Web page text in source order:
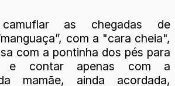
as chegadas de
com a "cara cheia",
com a pontinha dos pés para
e contar apenas com a
mamãe, ainda acordada,